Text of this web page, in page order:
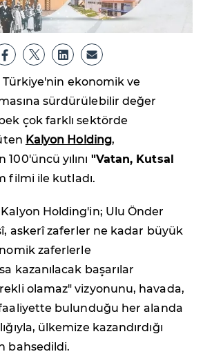
Türkiye'nin ekonomik ve
sürdürülebilir değer
çok farklı sektörde
Kalyon Holding,
yılını "Vatan, Kutsal
filmi ile kutladı.
Holding'in; Ulu Önder
askerî zaferler ne kadar büyük
zaferlerle
kazanılacak başarılar
olamaz" vizyonunu, havada,
bulunduğu her alanda
ülkemize kazandırdığı
bahsedildi.